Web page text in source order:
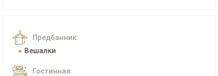
Предбанник:
Вешалки
Гостинная: